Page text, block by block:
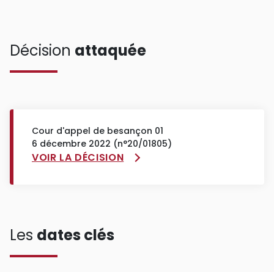
Décision attaquée
Cour d'appel de besançon 01
6 décembre 2022 (n°20/01805)
VOIR LA DÉCISION
Les dates clés